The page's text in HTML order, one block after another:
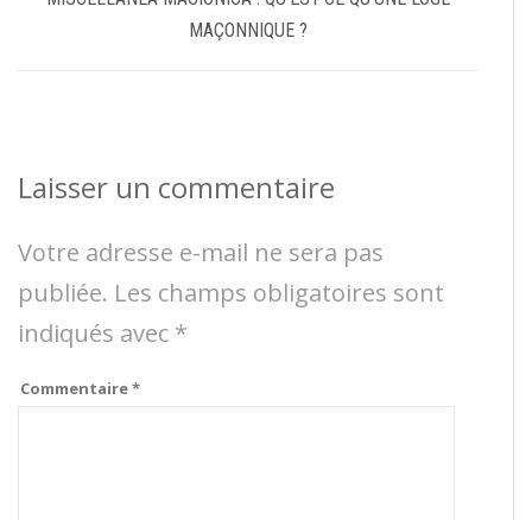
MAÇONNIQUE ?
Laisser un commentaire
Votre adresse e-mail ne sera pas
publiée. Les champs obligatoires sont
indiqués avec *
Commentaire*